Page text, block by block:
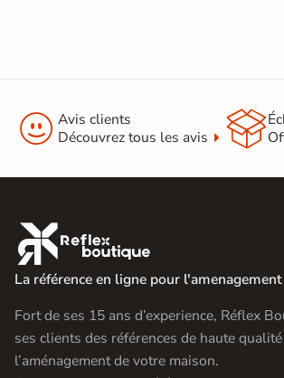
 Avis clients
Découvrez tous les avis


La référence en ligne pour
Fort de ses 15 ans d’experience, Réflex
ses clients des références de haute
l’aménagement de votre maison.